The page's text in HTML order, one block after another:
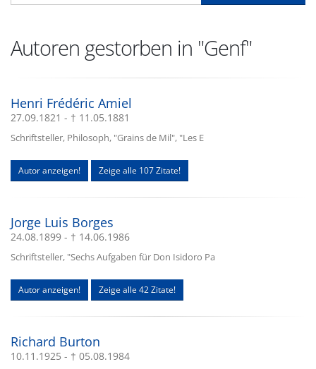
Autoren gestorben in "Genf"
Henri Frédéric Amiel
27.09.1821 - † 11.05.1881
Schriftsteller, Philosoph, "Grains de Mil", "Les E
Autor anzeigen! Zeige alle 107 Zitate!
Jorge Luis Borges
24.08.1899 - † 14.06.1986
Schriftsteller, "Sechs Aufgaben für Don Isidoro Pa
Autor anzeigen! Zeige alle 42 Zitate!
Richard Burton
10.11.1925 - † 05.08.1984